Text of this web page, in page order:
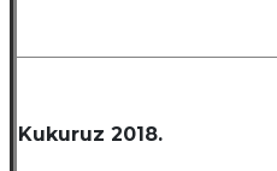
Kukuruz 2018.